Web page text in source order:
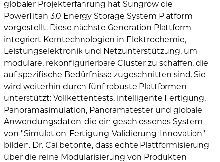
globaler Projekterfahrung hat Sungrow die
PowerTitan 3.0 Energy Storage System Platform
vorgestellt. Diese nächste Generation Plattform
integriert Kerntechnologien in Elektrochemie,
Leistungselektronik und Netzunterstützung, um
modulare, rekonfigurierbare Cluster zu schaffen, die
auf spezifische Bedürfnisse zugeschnitten sind. Sie
wird weiterhin durch fünf robuste Plattformen
unterstützt: Vollkettentests, intelligente Fertigung,
Panoramasimulation, Panoramatester und globale
Anwendungsdaten, die ein geschlossenes System
von "Simulation-Fertigung-Validierung-Innovation"
bilden. Dr. Cai betonte, dass echte Plattformisierung
über die reine Modularisierung von Produkten